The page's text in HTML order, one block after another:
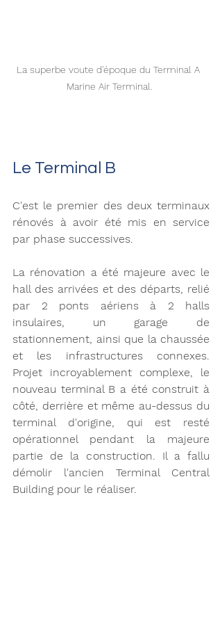
La superbe voute d'époque du Terminal A
Marine Air Terminal.
Le Terminal B
C'est le premier des deux terminaux
rénovés à avoir été mis en service
par phase successives.
La rénovation a été majeure avec le
hall des arrivées et des départs, relié
par 2 ponts aériens à 2 halls
insulaires, un garage de
stationnement, ainsi que la chaussée
et les infrastructures connexes.
Projet incroyablement complexe, le
nouveau terminal B a été construit à
côté, derrière et même au-dessus du
terminal d'origine, qui est resté
opérationnel pendant la majeure
partie de la construction. Il a fallu
démolir l'ancien Terminal Central
Building pour le réaliser.